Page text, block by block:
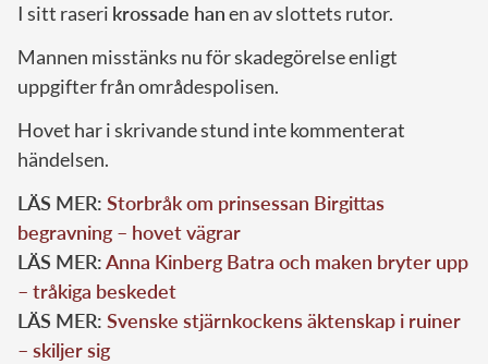
I sitt raseri krossade hanen av slottets rutor.
Mannen misstänks nu för skadegörelse enligt
uppgifter från områdespolisen.
Hovet har i skrivande stund inte kommenterat
händelsen.
LÄS MER: Storbråk om prinsessan Birgittas
begravning – hovet vägrar
LÄS MER:Anna Kinberg Batra och maken bryter upp
– tråkiga beskedet
LÄS MER: Svenske stjärnkockens äktenskap i ruiner
– skiljer sig